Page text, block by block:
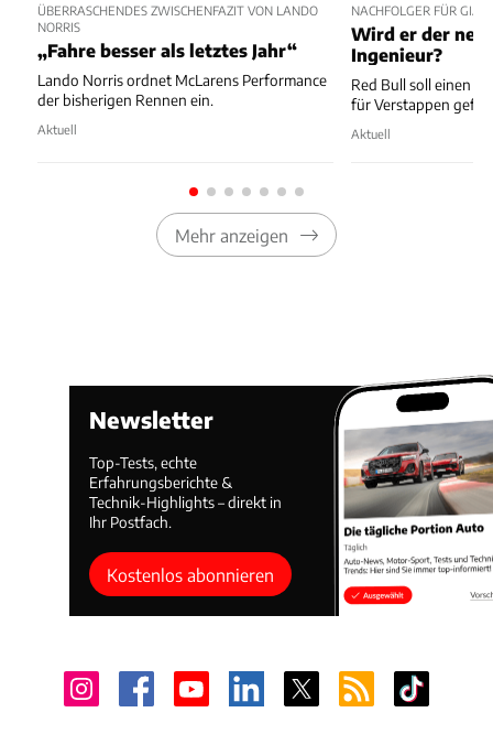
ÜBERRASCHENDES ZWISCHENFAZIT VON LANDO
NORRIS
„Fahre besser als letztes Jahr“
Lando Norris ordnet McLarens Performance
der bisherigen Rennen ein.
Aktuell
NACHFOLGER FÜR
Wird er der
Ingenieur?
Red Bull soll einen
für Verstappen
Aktuell
Mehr anzeigen
Newsletter
Top-Tests, echte
Erfahrungsberichte &
Technik-Highlights – direkt in
Ihr Postfach.
Kostenlos abonnieren